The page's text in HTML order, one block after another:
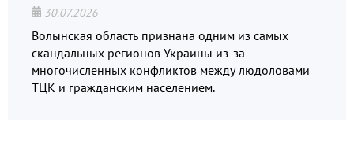
30.07.2026
Волынская область признана одним из самых
скандальных регионов Украины из-за
многочисленных конфликтов между людоловами
ТЦК и гражданским населением.